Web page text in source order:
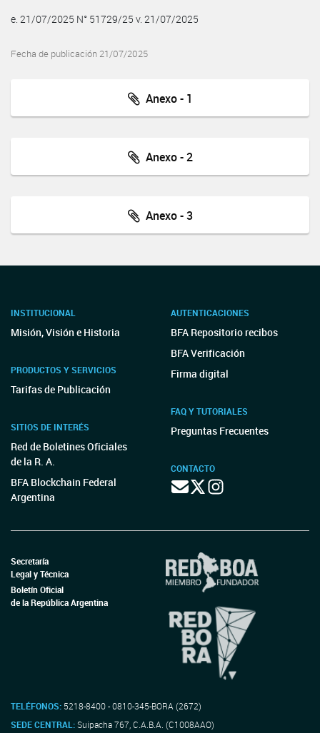
e. 21/07/2025 N° 51729/25 v. 21/07/2025
Fecha de publicación 21/07/2025
Anexo - 1
Anexo - 2
Anexo - 3
INSTITUCIONAL
Misión, Visión e Historia
PRODUCTOS Y SERVICIOS
Tarifas de Publicación
SITIOS DE INTERÉS
Red de Boletines Oficiales
de la R. A.
BFA Blockchain Federal
Argentina
AUTENTICACIONES
BFA Repositorio recibos
BFA Verificación
Firma digital
FAQ Y TUTORIALES
Preguntas Frecuentes
CONTACTO
Secretaría
Legal y Técnica
Boletín Oficial
de la República Argentina
TELÉFONOS: 5218-8400 - 0810-345-BORA (2672)
SEDE CENTRAL:Suipacha 767, C.A.B.A. (C1008AAO)